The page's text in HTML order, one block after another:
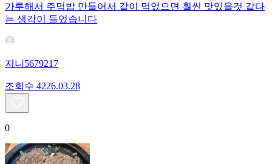
가루해서 주먹밥 만들어서 같이 먹었으면 훨씬 맛있을것 같다
는 생각이 들었습니다
지니5679217
조회수 4226.03.28
0